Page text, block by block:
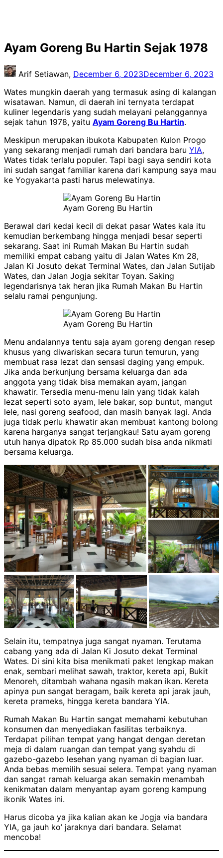
Ayam Goreng Bu Hartin Sejak 1978
Arif Setiawan, December 6, 2023December 6, 2023
Wates mungkin daerah yang termasuk asing di kalangan
wisatawan. Namun, di daerah ini ternyata terdapat
kuliner legendaris yang sudah melayani pelanggannya
sejak tahun 1978, yaitu Ayam Goreng Bu Hartin.
Meskipun merupakan ibukota Kabupaten Kulon Progo
yang sekarang menjadi rumah dari bandara baru YIA,
Wates tidak terlalu populer. Tapi bagi saya sendiri kota
ini sudah sangat familiar karena dari kampung saya mau
ke Yogyakarta pasti harus melewatinya.
Ayam Goreng Bu Hartin
Berawal dari kedai kecil di dekat pasar Wates kala itu
kemudian berkembang hingga menjadi besar seperti
sekarang. Saat ini Rumah Makan Bu Hartin sudah
memiliki empat cabang yaitu di Jalan Wates Km 28,
Jalan Ki Josuto dekat Terminal Wates, dan Jalan Sutijab
Wates, dan Jalan Jogja sekitar Toyan. Saking
legendarisnya tak heran jika Rumah Makan Bu Hartin
selalu ramai pengunjung.
Ayam Goreng Bu Hartin
Menu andalannya tentu saja ayam goreng dengan resep
khusus yang diwariskan secara turun temurun, yang
membuat rasa lezat dan sensasi daging yang empuk.
Jika anda berkunjung bersama keluarga dan ada
anggota yang tidak bisa memakan ayam, jangan
khawatir. Tersedia menu-menu lain yang tidak kalah
lezat seperti soto ayam, lele bakar, sop buntut, mangut
lele, nasi goreng seafood, dan masih banyak lagi. Anda
juga tidak perlu khawatir akan membuat kantong bolong
karena harganya sangat terjangkau! Satu ayam goreng
utuh hanya dipatok Rp 85.000 sudah bisa anda nikmati
bersama keluarga.
Selain itu, tempatnya juga sangat nyaman. Terutama
cabang yang ada di Jalan Ki Josuto dekat Terminal
Wates. Di sini kita bisa menikmati paket lengkap makan
enak, sembari melihat sawah, traktor, kereta api, Bukit
Menoreh, ditambah wahana ngasih makan ikan. Kereta
apinya pun sangat beragam, baik kereta api jarak jauh,
kereta prameks, hingga kereta bandara YIA.
Rumah Makan Bu Hartin sangat memahami kebutuhan
konsumen dan menyediakan fasilitas terbaiknya.
Terdapat pilihan tempat yang hangat dengan deretan
meja di dalam ruangan dan tempat yang syahdu di
gazebo-gazebo lesehan yang nyaman di bagian luar.
Anda bebas memilih sesuai selera. Tempat yang nyaman
dan sangat ramah keluarga akan semakin menambah
kenikmatan dalam menyantap ayam goreng kampung
ikonik Wates ini.
Harus dicoba ya jika kalian akan ke Jogja via bandara
YIA, ga jauh ko’ jaraknya dari bandara. Selamat
mencoba!